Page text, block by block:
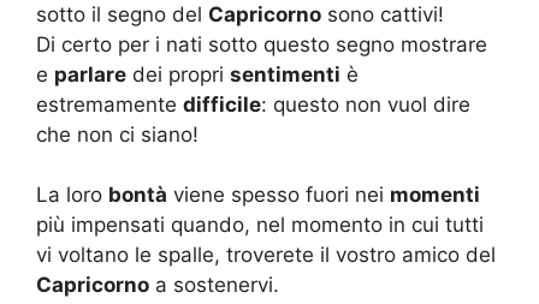
sotto il segno del Capricorno sono cattivi!
Di certo per i nati sotto questo segno mostrare
e parlare dei propri sentimenti è
estremamente difficile: questo non vuol dire
che non ci siano!
La loro bontà viene spesso fuori nei momenti
più impensati quando, nel momento in cui tutti
vi voltano le spalle, troverete il vostro amico del
Capricorno a sostenervi.